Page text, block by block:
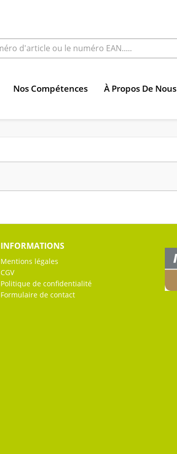
Nos Compétences
À Propos De Nous
INFORMATIONS
Mentions légales
CGV
Politique de confidentialité
Formulaire de contact